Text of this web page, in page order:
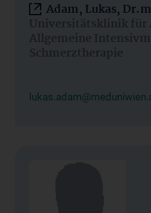
Adam, Lukas,
Universitätsklinik für
Allgemeine
Schmerztherapie